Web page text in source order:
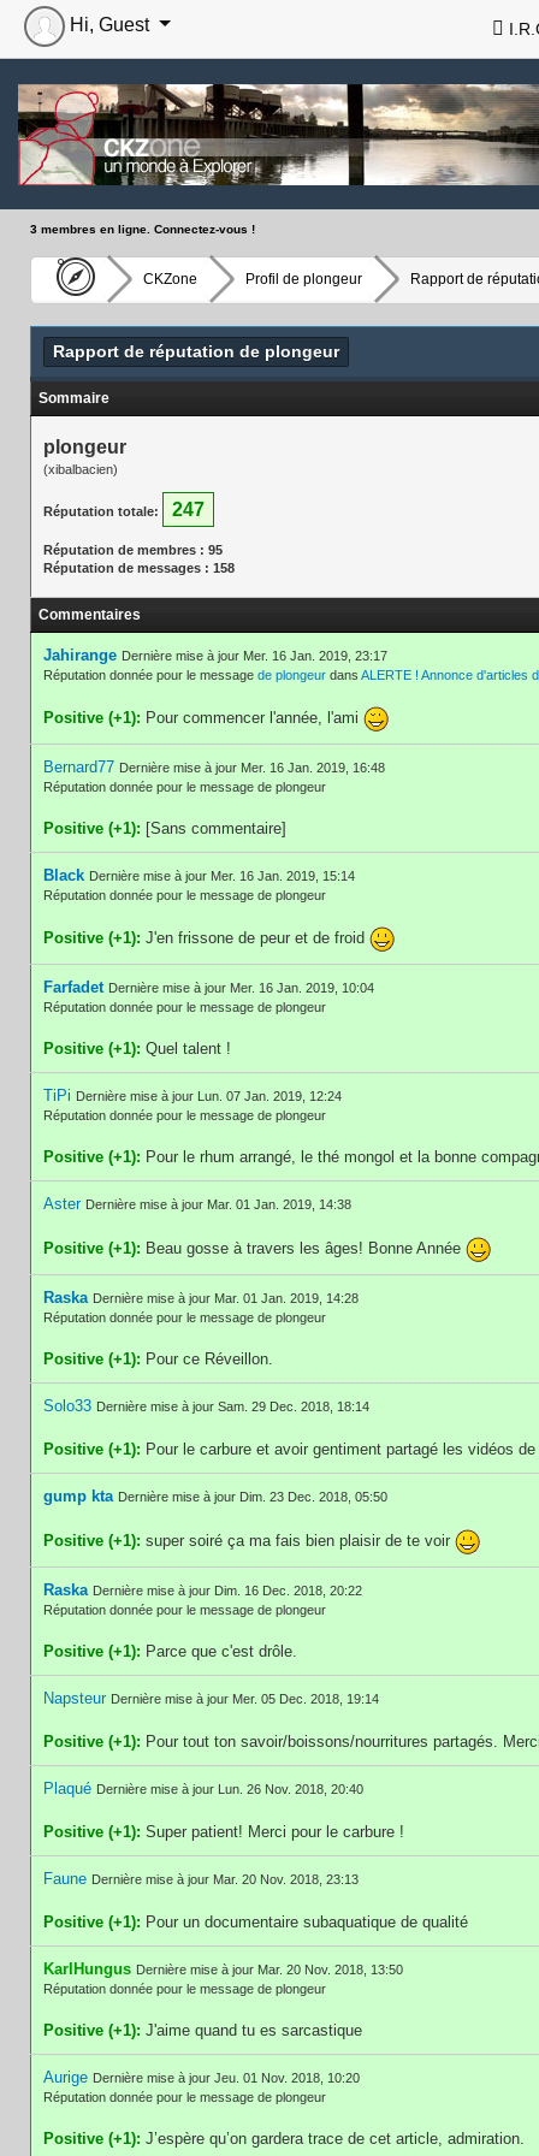
Hi, Guest
3 membres en ligne. Connectez-vous !
CKZone Profil de plongeur Rapport de
Rapport de réputation de plongeur
Sommaire
plongeur
(xibalbacien)
Réputation totale: 247
Réputation de membres : 95
Réputation de messages : 158
Commentaires
Jahirange Dernière mise à jour Mer. 16 Jan. 2019, 23:17
Réputation donnée pour le message de plongeur dans ALERTE ! Annonce d'articles
Positive (+1): Pour commencer l'année, l'ami
Bernard77 Dernière mise à jour Mer. 16 Jan. 2019, 16:48
Réputation donnée pour le message de plongeur
Positive (+1): [Sans commentaire]
Black Dernière mise à jour Mer. 16 Jan. 2019, 15:14
Réputation donnée pour le message de plongeur
Positive (+1): J'en frissone de peur et de froid
Farfadet Dernière mise à jour Mer. 16 Jan. 2019, 10:04
Réputation donnée pour le message de plongeur
Positive (+1): Quel talent !
TiPi Dernière mise à jour Lun. 07 Jan. 2019, 12:24
Réputation donnée pour le message de plongeur
Positive (+1): Pour le rhum arrangé, le thé mongol et la bonne
Aster Dernière mise à jour Mar. 01 Jan. 2019, 14:38
Positive (+1): Beau gosse à travers les âges! Bonne Année
Raska Dernière mise à jour Mar. 01 Jan. 2019, 14:28
Réputation donnée pour le message de plongeur
Positive (+1): Pour ce Réveillon.
Solo33 Dernière mise à jour Sam. 29 Dec. 2018, 18:14
Positive (+1): Pour le carbure et avoir gentiment partagé les vidéos
gump kta Dernière mise à jour Dim. 23 Dec. 2018, 05:50
Positive (+1): super soiré ça ma fais bien plaisir de te voir
Raska Dernière mise à jour Dim. 16 Dec. 2018, 20:22
Réputation donnée pour le message de plongeur
Positive (+1): Parce que c'est drôle.
Napsteur Dernière mise à jour Mer. 05 Dec. 2018, 19:14
Positive (+1): Pour tout ton savoir/boissons/nourritures partagés.
Plaqué Dernière mise à jour Lun. 26 Nov. 2018, 20:40
Positive (+1): Super patient! Merci pour le carbure !
Faune Dernière mise à jour Mar. 20 Nov. 2018, 23:13
Positive (+1): Pour un documentaire subaquatique de qualité
KarlHungus Dernière mise à jour Mar. 20 Nov. 2018, 13:50
Réputation donnée pour le message de plongeur
Positive (+1): J'aime quand tu es sarcastique
Aurige Dernière mise à jour Jeu. 01 Nov. 2018, 10:20
Réputation donnée pour le message de plongeur
Positive (+1): J’espère qu’on gardera trace de cet article, admiration.